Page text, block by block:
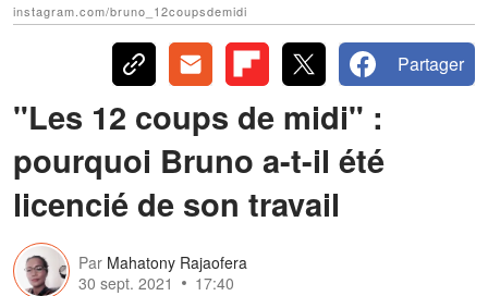
instagram.com/bruno_12coupsdemidi
Partager
"Les 12 coups de midi" :
pourquoi Bruno a-t-il été
licencié de son travail
Par Mahatony Rajaofera
30 sept. 2021
17:40